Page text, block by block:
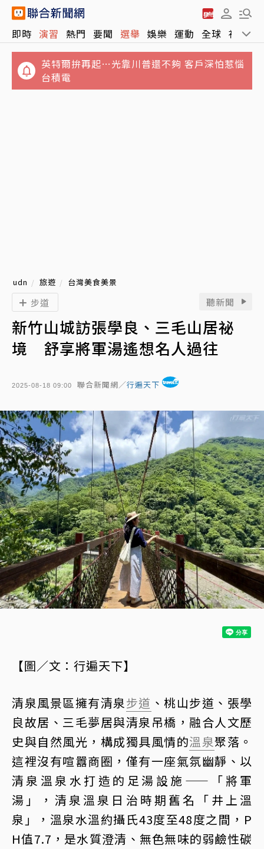
即時 演習 熱門 要聞 選舉 娛樂 運動 全球 社會
台積電
隱約見內褲…超辣女遊客穿「透視裙」遊古蹟
導覽員拒入全網讚翻
udn 旅遊 台灣美食美景
聽新聞
新竹山城訪張學良、三毛山居祕
境 舒享將軍湯遙想名人過往
2025-08-18 09:00 聯合新聞網／行遍天下
步道
【圖／文：行遍天下】
清泉風景區擁有清泉步道 、桃山步道、張學
良故居、三毛夢居與清泉吊橋，融合人文歷
史與自然風光，構成獨具風情的溫泉聚落。
這裡沒有喧囂商圈，僅有一座氣氛幽靜、以
清泉溫泉水打造的足湯設施——「將軍
湯」，清泉溫泉日治時期舊名「井上溫
泉」，溫泉水溫約攝氏43度至48度之間，P
H值7.7，是水質澄清、無色無味的弱鹼性碳